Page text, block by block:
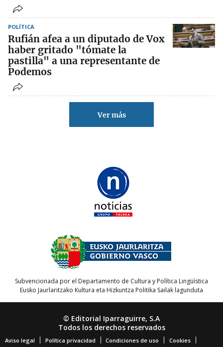
POLÍTICA
Rufián afea a un diputado de Vox
haber gritado "tómate la
pastilla" a una representante de
Podemos
Ver más
Subvencionada por el Departamento de Cultura y Política Lingüística
Eusko Jaurlaritzako Kultura eta Hizkuntza Politika Sailak lagunduta
© Editorial Iparraguirre, S.A
Todos los derechos reservados
Aviso legal Política privacidad Condiciones de uso Cookies